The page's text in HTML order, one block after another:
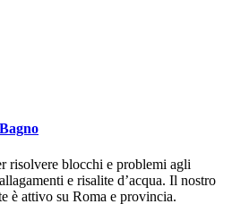
risolvere blocchi e problemi agli
e risalite d’acqua. Il nostro
è attivo su Roma e provincia.